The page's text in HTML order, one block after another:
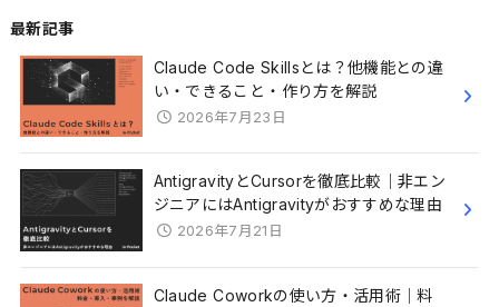
最新記事
Claude Code Skillsとは？他機能との違
い・できること・作り方を解説
2026年7月23日
AntigravityとCursorを徹底比較｜非エン
ジニアにはAntigravityがおすすめな理由
2026年7月21日
Claude Coworkの使い方・活用術｜料